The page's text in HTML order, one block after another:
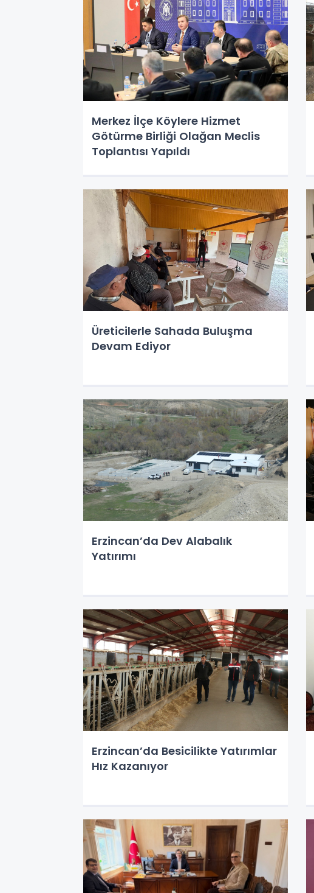
Merkez İlçe Köylere Hizmet
Götürme Birliği Olağan Meclis
Toplantısı Yapıldı
Üreticilerle Sahada Buluşma
Devam Ediyor
Erzincan’da Dev Alabalık
Yatırımı
Erzincan’da Besicilikte Yatırımlar
Hız Kazanıyor